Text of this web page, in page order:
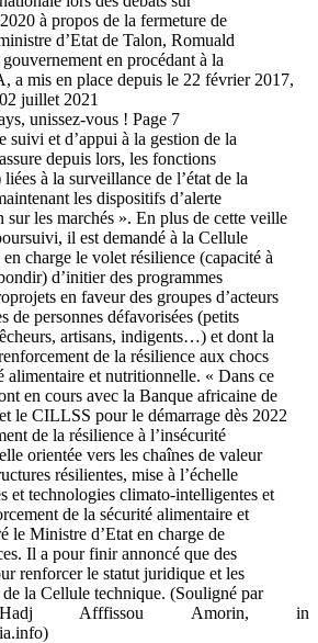
à propos de la fermeture de
d’Etat de Talon, Romuald
en procédant à la
a mis en place depuis le 22 février 2017,
juillet 2021
unissez-vous ! Page 7
suivi et d’appui à la gestion de la
depuis lors, les fonctions
à la surveillance de l’état de la
les dispositifs d’alerte
sur les marchés ». En plus de cette veille
il est demandé à la Cellule
charge le volet résilience (capacité à
d’initier des programmes
en faveur des groupes d’acteurs
de personnes défavorisées (petits
artisans, indigents…) et dont la
de la résilience aux chocs
alimentaire et nutritionnelle. « Dans ce
en cours avec la Banque africaine de
le CILLSS pour le démarrage dès 2022
de la résilience à l’insécurité
orientée vers les chaînes de valeur
résilientes, mise à l’échelle
et technologies climato-intelligentes et
de la sécurité alimentaire et
le Ministre d’Etat en charge de
Il a pour finir annoncé que des
renforcer le statut juridique et les
la Cellule technique. (Souligné par
Afffissou Amorin, in